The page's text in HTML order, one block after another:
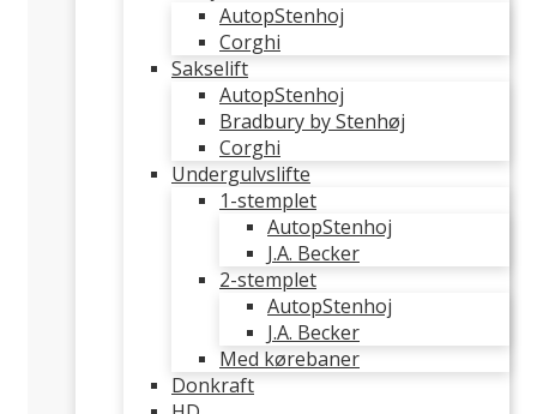
AutopStenhoj
Corghi
Sakselift
AutopStenhoj
Bradbury by Stenhøj
Corghi
Undergulvslifte
1-stemplet
AutopStenhoj
J.A. Becker
2-stemplet
AutopStenhoj
J.A. Becker
Med kørebaner
Donkraft